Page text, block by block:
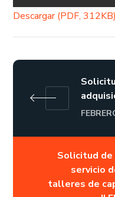
Descargar (PDF, 312KB)
Solicitud de
servicio
talleres de